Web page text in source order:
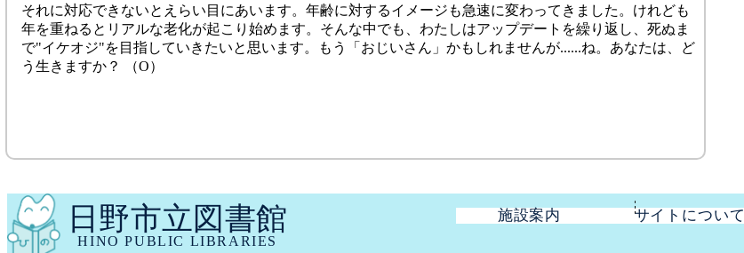
それに対応できないとえらい目にあいます。年齢に対するイメージも急速に変わってきました。けれども
年を重ねるとリアルな老化が起こり始めます。そんな中でも、わたしはアップデートを繰り返し、死ぬま
で"イケオジ"を目指していきたいと思います。もう「おじいさん」かもしれませんが......ね。あなたは、ど
う生きますか？ （O）
日野市立図書館
HINO PUBLIC LIBRARIES
施設案内 サイトについて